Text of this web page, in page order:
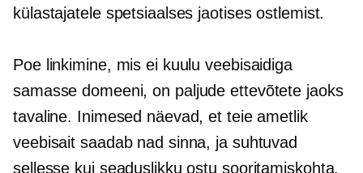
külastajatele spetsiaalses jaotises ostlemist.
Poe linkimine, mis ei kuulu veebisaidiga
samasse domeeni, on paljude ettevõtete jaoks
tavaline. Inimesed näevad, et teie ametlik
veebisait saadab nad sinna, ja suhtuvad
sellesse kui seaduslikku ostu sooritamiskohta.